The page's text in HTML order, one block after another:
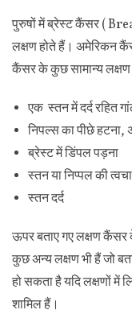
पुरुषों में ब्रेस्ट कैंसर (
लक्षण होते हैं। अमेरिकन
कैंसर के कुछ सामान्य लक्षण
एक स्तन में दर्द रहित
निपल्स का पीछे हटना,
ब्रेस्ट में डिंपल पड़ना
स्तन या निप्पल की
स्तन दर्द
ऊपर बताए गए लक्षण कैंसर
कुछ अन्य लक्षण भी हैं जो
हो सकता है यदि लक्षणों में
शामिल हैं।